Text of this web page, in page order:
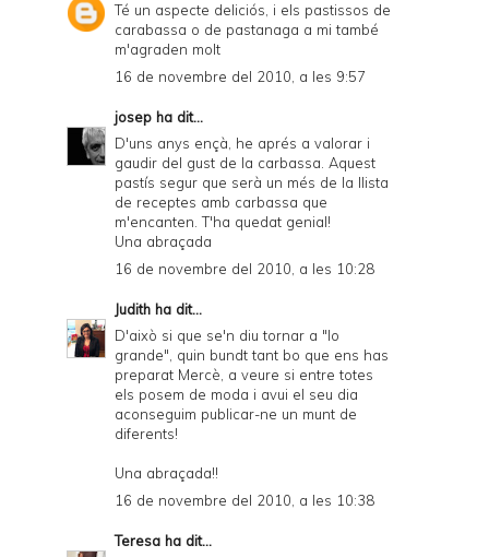
Té un aspecte deliciós, i els pastissos de
carabassa o de pastanaga a mi també
m'agraden molt
16 de novembre del 2010, a les 9:57
josep ha dit...
D'uns anys ençà, he aprés a valorar i
gaudir del gust de la carbassa. Aquest
pastís segur que serà un més de la llista
de receptes amb carbassa que
m'encanten. T'ha quedat genial!
Una abraçada
16 de novembre del 2010, a les 10:28
Judith ha dit...
D'això si que se'n diu tornar a "lo
grande", quin bundt tant bo que ens has
preparat Mercè, a veure si entre totes
els posem de moda i avui el seu dia
aconseguim publicar-ne un munt de
diferents!
Una abraçada!!
16 de novembre del 2010, a les 10:38
Teresa ha dit...